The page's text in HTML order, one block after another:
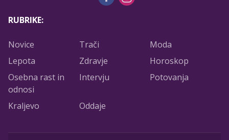
RUBRIKE:
Novice Trači
Moda
Lepota
Zdravje
Horoskop
Osebna rast in
odnosi
Intervju Potovanja
Kraljevo Oddaje